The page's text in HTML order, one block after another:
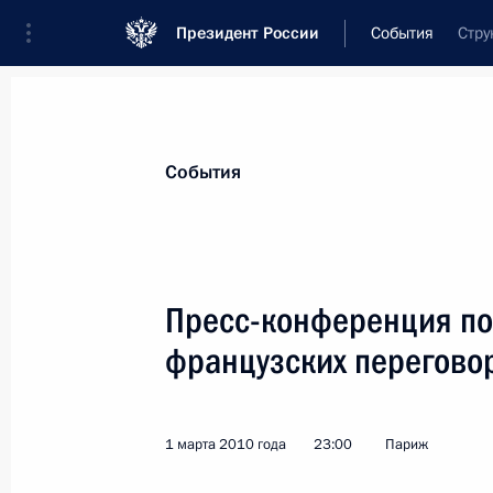
Президент России События
Новости
Послания Федеральному Собранию
Заявления по важнейшим вопросам
Речи и обращения
События
Пресс-конференция
французских
1 марта 2010 года 23:00 Париж